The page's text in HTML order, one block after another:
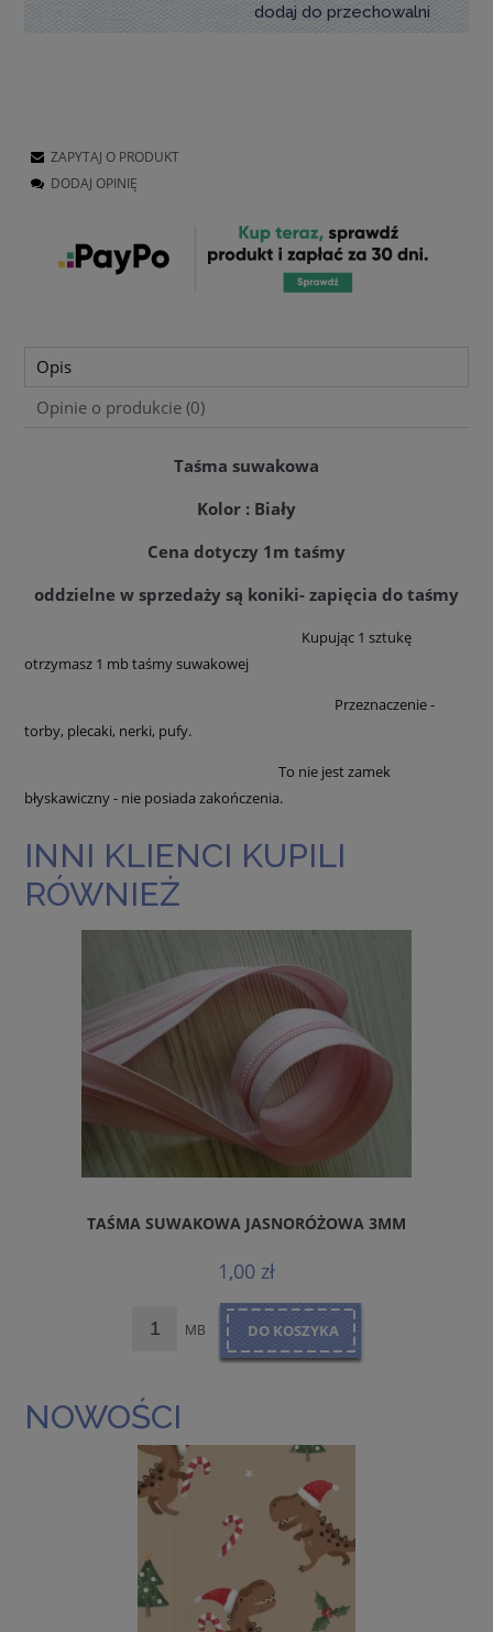
dodaj do przechowalni
ZAPYTAJ O PRODUKT
DODAJ OPINIĘ
Opis
Opinie o produkcie (0)
Taśma suwakowa
Kolor : Biały
Cena dotyczy 1m taśmy
oddzielne w sprzedaży są koniki- zapięcia do taśmy
Kupując 1 sztukę
otrzymasz 1 mb taśmy suwakowej
Przeznaczenie -
torby, plecaki, nerki, pufy.
To nie jest zamek
błyskawiczny - nie posiada zakończenia.
INNI KLIENCI KUPILI
RÓWNIEŻ
TAŚMA SUWAKOWA JASNORÓŻOWA 3MM
1,00 zł
MB DO KOSZYKA
NOWOŚCI